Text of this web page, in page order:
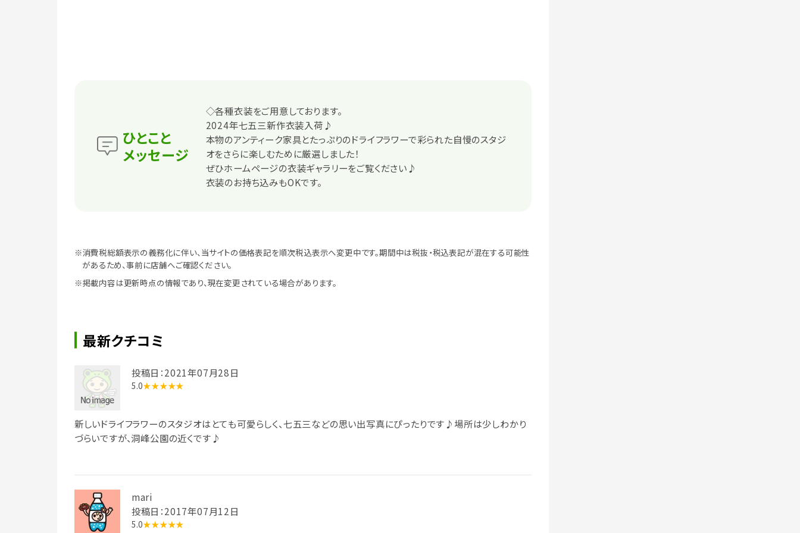
ひとこと
メッセージ
◇各種衣装をご用意しております。
2024年七五三新作衣装入荷♪
本物のアンティーク家具とたっぷりのドライフラワーで彩られた自慢のスタジ
オをさらに楽しむために厳選しました！
ぜひホームページの衣装ギャラリーをご覧ください♪
衣装のお持ち込みもOKです。
※消費税総額表示の義務化に伴い、当サイトの価格表記を順次税込表示へ変更中です。期間中は税抜・税込表記が混在する可能性
があるため、事前に店舗へご確認ください。
※掲載内容は更新時点の情報であり、現在変更されている場合があります。
最新クチコミ
投稿日：2021年07月28日
5.0★★★★★
新しいドライフラワーのスタジオはとても可愛らしく、七五三などの思い出写真にぴったりです♪場所は少しわかり
づらいですが、洞峰公園の近くです♪
mari
投稿日：2017年07月12日
5.0★★★★★